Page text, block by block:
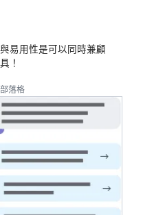
易用性是可以同時兼顧
！
部落格